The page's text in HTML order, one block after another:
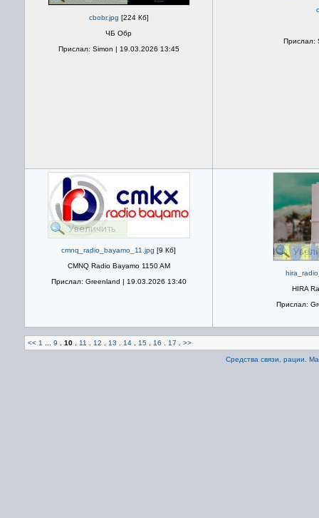
cbobr.jpg [224 Кб]
ЧБ Обр
Прислал: Simon | 19.03.2026 13:45
Прислал:
cmnq_radio_bayamo_11.jpg [9 Кб]
CMNQ Radio Bayamo 1150 AM
Прислал: Greenland | 19.03.2026 13:40
HIRA
Прислал:
<< 1 9 10 11 12 13 14 15 16 17 >>
Средства связи, рации.